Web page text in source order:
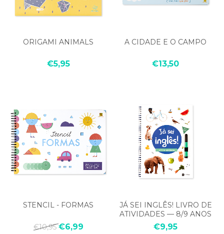
ORIGAMI ANIMALS
€5,95
A CIDADE E O CAMPO
€13,50
STENCIL - FORMAS
€10,95 €6,99
JÁ SEI INGLÊS! LIVRO DE
ATIVIDADES — 8/9 ANOS
€9,95